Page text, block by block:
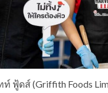
ฟู้ดส์ (Griffith Foods